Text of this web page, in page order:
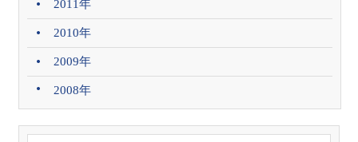
2011年
2010年
2009年
2008年